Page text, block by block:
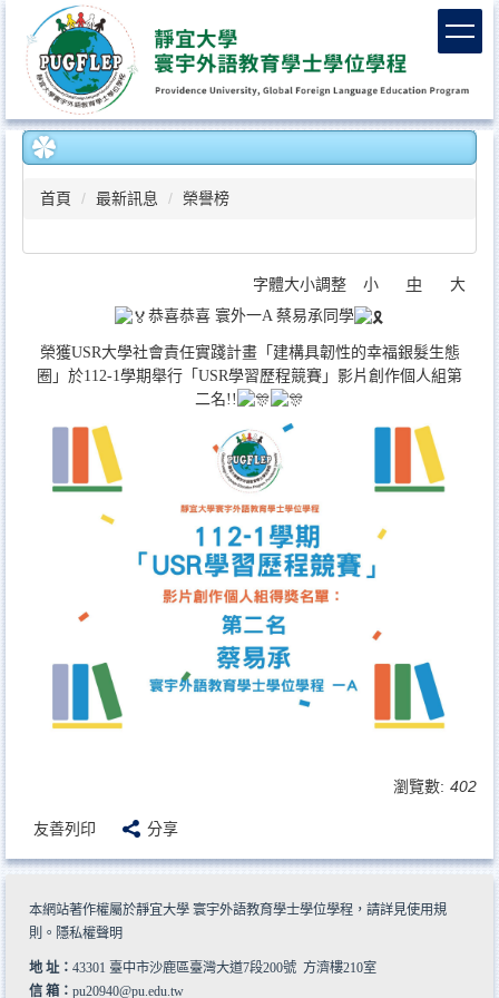
容
區
首頁 最新訊息 榮譽榜
字體大小調整 小 中 大
恭喜恭喜 寰外一A 蔡易承同學
榮獲USR大學社會責任實踐計畫「建構具韌性的幸福銀髮生態
圈」於112-1學期舉行「USR學習歷程競賽」影片創作個人組第
二名!!
瀏覽數: 402
友善列印 分享
本網站著作權屬於靜宜大學 寰宇外語教育學士學位學程，請詳見使用規
則 。 隱私權聲明
地 址： 43301 臺中市沙鹿區臺灣大道7段200號 方濟樓210室
信 箱： pu20940@pu.edu.tw